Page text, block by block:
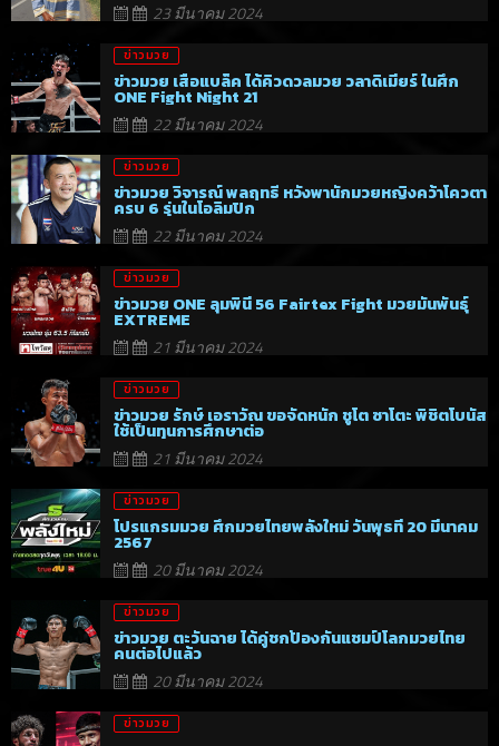
23 มีนาคม 2024
ข่าวมวย
ข่าวมวย เสือแบล็ค ได้คิวดวลมวย วลาดิเมียร์ ในศึก
ONE Fight Night 21
22 มีนาคม 2024
ข่าวมวย
ข่าวมวย วิจารณ์ พลฤทธิ์ หวังพานักมวยหญิงคว้าโควตา
ครบ 6 รุ่นในโอลิมปิก
22 มีนาคม 2024
ข่าวมวย
ข่าวมวย ONE ลุมพินี 56 Fairtex Fight มวยมันพันธุ์
EXTREME
21 มีนาคม 2024
ข่าวมวย
ข่าวมวย รักษ์ เอราวัณ ขอจัดหนัก ชูโต ซาโตะ พิชิตโบนัส
ใช้เป็นทุนการศึกษาต่อ
21 มีนาคม 2024
ข่าวมวย
โปรแกรมมวย ศึกมวยไทยพลังใหม่ วันพุธที่ 20 มีนาคม
2567
20 มีนาคม 2024
ข่าวมวย
ข่าวมวย ตะวันฉาย ได้คู่ชกป้องกันแชมป์โลกมวยไทย
คนต่อไปแล้ว
20 มีนาคม 2024
ข่าวมวย